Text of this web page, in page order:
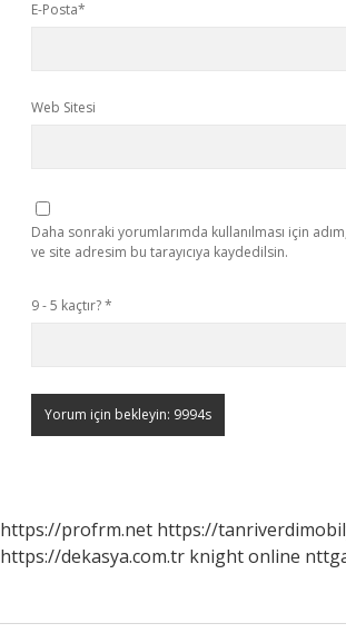
E-Posta*
Web Sitesi
Daha sonraki yorumlarımda kullanılması için
ve site adresim bu tarayıcıya kaydedilsin.
9 - 5 kaçtır?*
https://profrm.net https://
https://dekasya.com.tr knight online